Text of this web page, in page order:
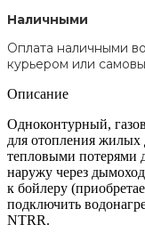
Наличными
Оплата наличными
курьером или
Описание
Одноконтурный,
для отопления
тепловыми потерями
наружу через
к бойлеру
подключить
NTRR.